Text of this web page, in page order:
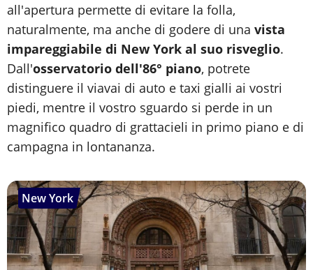
all'apertura permette di evitare la folla,
naturalmente, ma anche di godere di una vista
impareggiabile di New York al suo risveglio.
Dall'osservatorio dell'86° piano, potrete
distinguere il viavai di auto e taxi gialli ai vostri
piedi, mentre il vostro sguardo si perde in un
magnifico quadro di grattacieli in primo piano e di
campagna in lontananza.
New York